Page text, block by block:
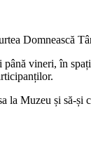
Domnească
vineri, în
la Muzeu și să-